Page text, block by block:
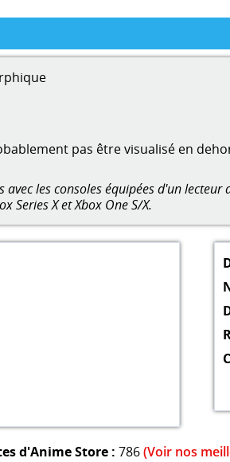
pas être visualisé en
les consoles équipées d'un lecteur
Series X et Xbox One S/X.
d'Anime Store : 786(Voir nos